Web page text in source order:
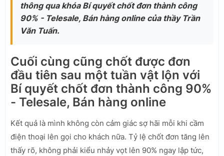
thông qua khóa Bí quyết chốt đơn thành công
90% - Telesale, Bán hàng online của thầy Trần
Văn Tuấn.
Cuối cùng cũng chốt được đơn
đầu tiên sau một tuần vật lộn với
Bí quyết chốt đơn thành công 90%
- Telesale, Bán hàng online
Kết quả là mình không còn cảm giác sợ hãi mỗi khi cầm
điện thoại lên gọi cho khách nữa. Tỷ lệ chốt đơn tăng lên
thấy rõ, không phải kiểu nhảy vọt lên 90% ngay lập tức,